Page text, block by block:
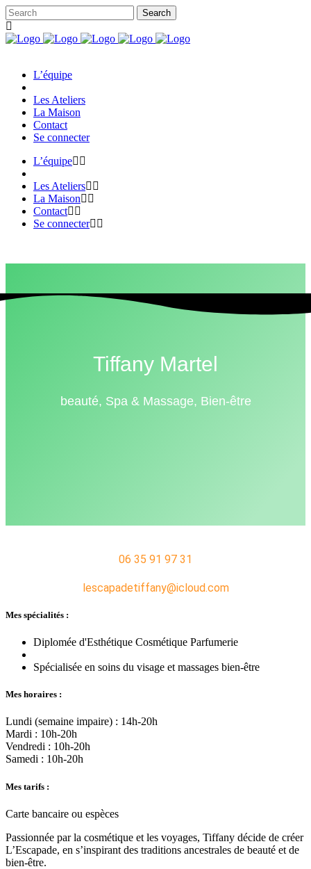
L’équipe
Les Ateliers
La Maison
Contact
Se connecter
L’équipe
Les Ateliers
La Maison
Contact
Se connecter
Tiffany Martel
beauté, Spa & Massage, Bien-être
06 35 91 97 31
lescapadetiffany@icloud.com
Mes spécialités :
Diplomée d'Esthétique Cosmétique Parfumerie
Spécialisée en soins du visage et massages bien-être
Mes horaires :
Lundi (semaine impaire) : 14h-20h
Mardi : 10h-20h
Vendredi : 10h-20h
Samedi : 10h-20h
Mes tarifs :
Carte bancaire ou espèces
Passionnée par la cosmétique et les voyages, Tiffany décide de créer
L’Escapade, en s’inspirant des traditions ancestrales de beauté et de
bien-être.